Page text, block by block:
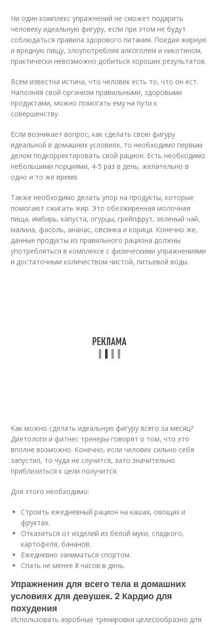
Ни один комплекс упражнений не сможет подарить
человеку идеальную фигуру, если при этом не будут
соблюдаться правила здорового питания. Поедая жирную
и вредную пищу, злоупотребляя алкоголем и никотином,
практически невозможно добиться хороших результатов.
Всем известна истина, что человек есть то, что он ест.
Наполняя свой организм правильными, здоровыми
продуктами, можно помогать ему на пути к
совершенству.
Если возникает вопрос, как сделать свою фигуру
идеальной в домашних условиях, то необходимо первым
делом подкорректировать свой рацион. Есть необходимо
небольшими порциями, 4-5 раз в день, желательно в
одно и то же время.
Также необходимо делать упор на продукты, которые
помогают сжигать жир. Это обезжиренная молочная
пища, имбирь, капуста, огурцы, грейпфрут, зеленый чай,
малина, фасоль, ананас, овсянка и корица. Конечно же,
данные продукты из правильного рациона должны
употребляться в комплексе с физическими упражнениями
и достаточным количеством чистой, питьевой воды.
Как можно сделать идеальную фигуру всего за месяц?
Диетологи и фитнес тренеры говорят о том, что это
вполне возможно. Конечно, если человек сильно себя
запустил, то чуда не случится, зато значительно
приблизиться к цели получится.
Для этого необходимо:
Строить ежедневный рацион на кашах, овощах и
фруктах.
Отказаться от изделий из белой муки, сладкого,
картофеля, бананов.
Ежедневно заниматься спортом.
Спать не менее 8 часов в день.
Упражнения для всего тела в домашних
условиях для девушек. 2 Кардио для
похудения
Использовать аэробные тренировки целесообразно для